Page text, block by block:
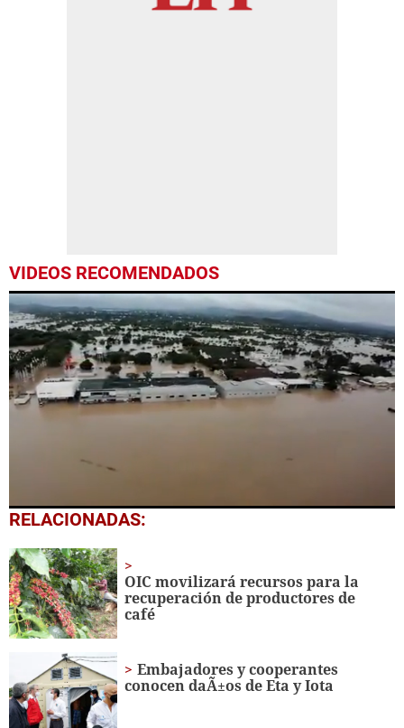
VIDEOS RECOMENDADOS
0
seconds
1
minute,
14
seconds
RELACIONADAS:
OIC movilizará recursos para la
recuperación de productores de
café
Embajadores y cooperantes
conocen daÃ±os de Eta y Iota